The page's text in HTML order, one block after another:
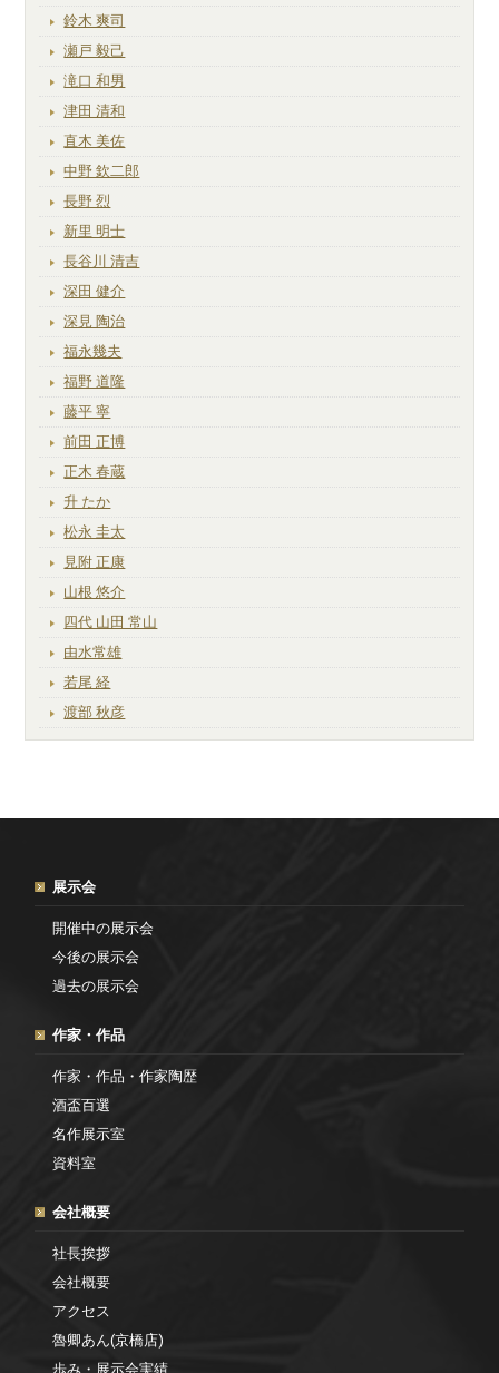
鈴木 爽司
瀬戸 毅己
滝口 和男
津田 清和
直木 美佐
中野 欽二郎
長野 烈
新里 明士
長谷川 清吉
深田 健介
深見 陶治
福永幾夫
福野 道隆
藤平 寧
前田 正博
正木 春蔵
升 たか
松永 圭太
見附 正康
山根 悠介
四代 山田 常山
由水常雄
若尾 経
渡部 秋彦
展示会
開催中の展示会
今後の展示会
過去の展示会
作家・作品
作家・作品・作家陶歴
酒盃百選
名作展示室
資料室
会社概要
社長挨拶
会社概要
アクセス
魯卿あん(京橋店)
歩み・展示会実績